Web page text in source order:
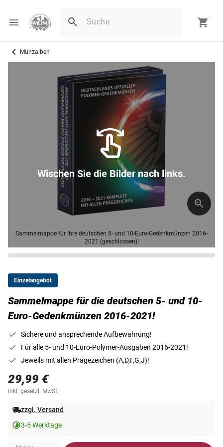
Münzalben
Sammelmappe für Ihre deutschen 5- und 10-Euro-Gedenkmünzen 2016-
2021 (geschlossen)!
Wischen Sie die Bilder nach links.
Einzelangebot
Sammelmappe für die deutschen 5- und 10-
Euro-Gedenkmünzen 2016-2021!
Sichere und ansprechende Aufbewahrung!
Für alle 5- und 10-Euro-Polymer-Ausgaben 2016-2021!
Jeweils mit allen Prägezeichen (A,D,F,G,J)!
29,99 €
inkl. gesetzl. MwSt.
zzgl. Versand
3-5 Werktage